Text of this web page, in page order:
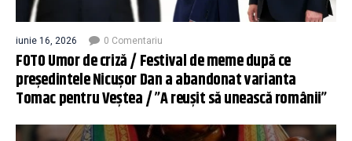
iunie 16, 2026 0 Comentariu
FOTO Umor de criză / Festival de meme după ce
președintele Nicușor Dan a abandonat varianta
Tomac pentru Veștea / ”A reușit să unească românii”